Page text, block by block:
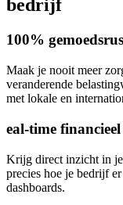
bedrijf
100%
Maak je nooit meer
veranderende
met lokale en
eal-time
Krijg direct inzicht in
precies hoe je bedrijf
dashboards.